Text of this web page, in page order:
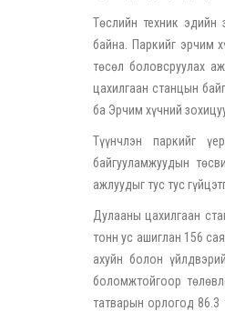
Төслийн техник эдийн
байна. Паркийг эрчим
төсөл боловсруулах
цахилгаан станцын
ба Эрчим хүчний
Түүнчлэн паркийг
байгууламжуудын
ажлуудыг тус тус
Дулааны цахилгаан
тонн ус ашиглан 156
ахуйн болон
боломжтойгоор
татварын орлогод 86.3